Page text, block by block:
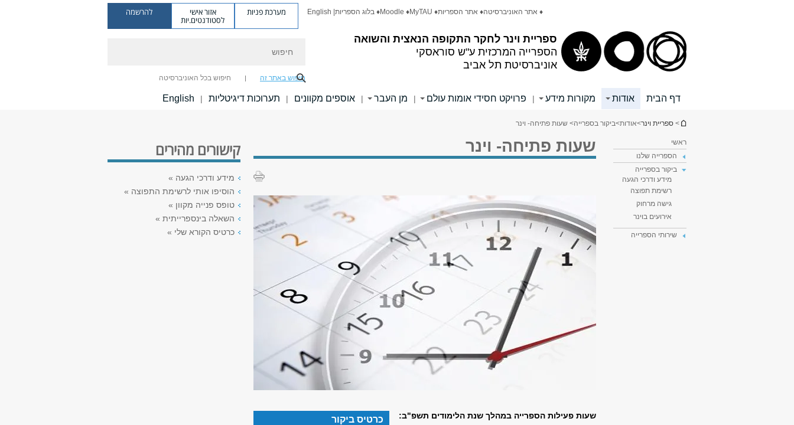
ספריית וינר לחקר התקופה הנאצית והשואה
הספרייה המרכזית ע"ש סוראסקי
אוניברסיטת תל אביב
♦ אתר האוניברסיטה♦ אתר הספריות♦ MyTAU
♦ Moodle ♦ בלוג הספריות מערכת פניות אזור אישי
לסטודנטים.יות
להרשמה
חיפוש באתר זה חיפוש בכל האוניברסיטה
דף הבית אודות מקורות מידע | פרויקט חסידי אומות עולם | מן העבר | אוספים מקוונים | תערוכות דיגיטליות |
English
הינך נמצא כאן
> ספריית וינר>אודות>ביקור בספרייה> שעות פתיחה- וינר
ראשי
הספרייה שלנו
ביקור בספרייה
מידע ודרכי הגעה
רשימת תפוצה
גישה מרחוק
אירועים בוינר
שירותי הספרייה
שעות פתיחה- וינר
כרטיס ביקור
שעות פעילות הספרייה במהלך שנת הלימודים תשפ"ב:
קישורים מהירים
מידע ודרכי הגעה »
הוסיפו אותי לרשימת התפוצה »
טופס פנייה מקוון »
השאלה בינספרייתית »
כרטיס הקורא שלי »